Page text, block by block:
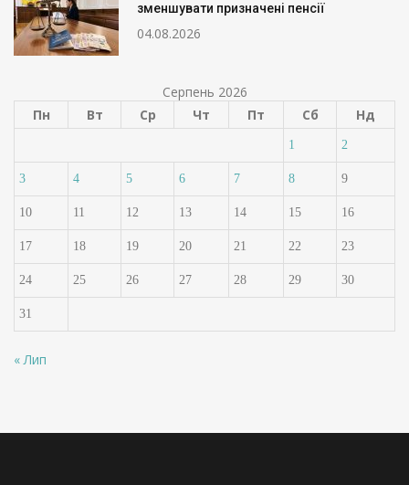
зменшувати призначені пенсії
04.08.2026
Серпень 2026
Пн
Вт Ср Чт Пт Сб Нд
1 2
3 4 5 6 7 8 9
10 11 12 13 14 15 16
17 18 19 20 21 22 23
24 25 26 27 28 29 30
31
« Лип